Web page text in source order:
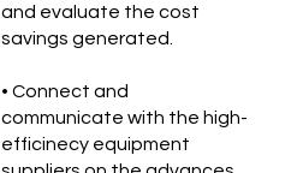
and evaluate the cost
savings generated.
• Connect and
communicate with the high-
efficinecy equipment